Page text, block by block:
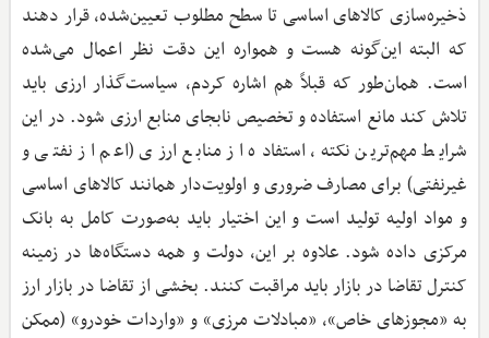
ذخیره‌سازی کالاهای اساسی تا سطح مطلوب تعیین‌شده، قرار دهند
که البته این‌گونه هست و همواره این دقت نظر اعمال می‌شده
است. همان‌طور که قبلاً هم اشاره کردم، سیاست‌گذار ارزی باید
تلاش کند مانع استفاده و تخصیص نابجای منابع ارزی شود. در این
شرایط مهم‌ترین نکته، استفاده از منابع ارزی (اعم از نفتی و
غیرنفتی) برای مصارف ضروری و اولویت‌دار همانند کالاهای اساسی
و مواد اولیه تولید است و این اختیار باید به‌صورت کامل به بانک
مرکزی داده شود. علاوه بر این، دولت و همه دستگاه‌ها در زمینه
کنترل تقاضا در بازار باید مراقبت کنند. بخشی از تقاضا در بازار ارز
به «مجوزهای خاص»، «مبادلات مرزی» و «واردات خودرو» (ممکن